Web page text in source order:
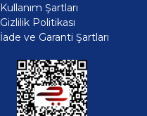
Kullanım Şartları
Gizlilik Politikası
İade ve Garanti Şartları